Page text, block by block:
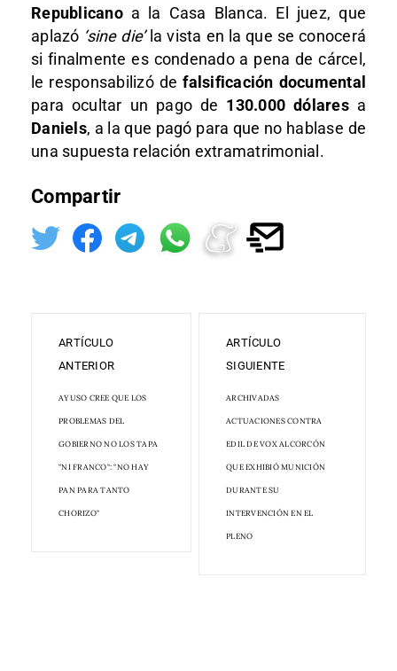
Republicanoa la Casa Blanca. El juez, que
aplazó ‘sine die’la vista en la que se conocerá
si finalmente es condenado a pena de cárcel,
le responsabilizó defalsificación documental
para ocultar un pago de 130.000 dólaresa
Daniels, a la que pagó para que no hablase de
una supuesta relación extramatrimonial.
Compartir
ARTÍCULO
ANTERIOR
AYUSO CREE QUE LOS
PROBLEMAS DEL
GOBIERNO NO LOS TAPA
"NI FRANCO": "NO HAY
PAN PARA TANTO
CHORIZO"
ARTÍCULO
SIGUIENTE
ARCHIVADAS
ACTUACIONES CONTRA
EDIL DE VOX ALCORCÓN
QUE EXHIBIÓ MUNICIÓN
DURANTE SU
INTERVENCIÓN EN EL
PLENO